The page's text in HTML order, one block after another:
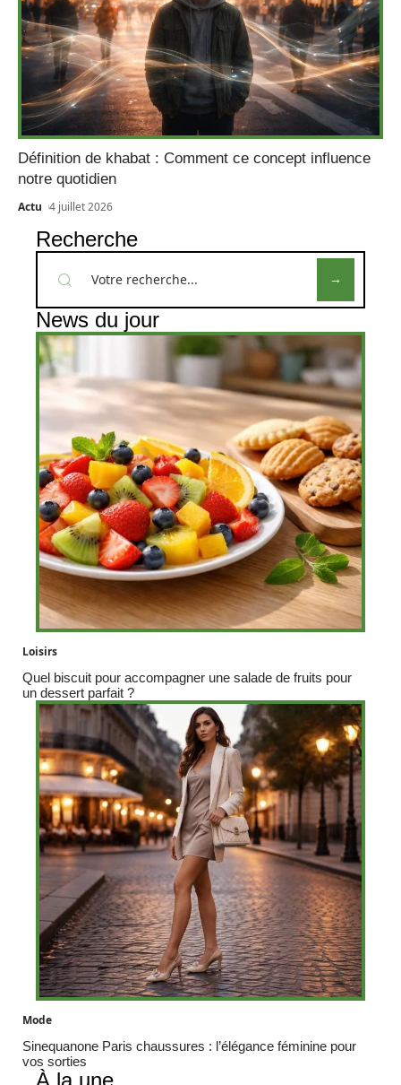
Définition de khabat : Comment ce concept influence
notre quotidien
Actu 4 juillet 2026
Recherche
News du jour
Loisirs
Quel biscuit pour accompagner une salade de fruits pour
un dessert parfait ?
Mode
Sinequanone Paris chaussures : l’élégance féminine pour
vos sorties